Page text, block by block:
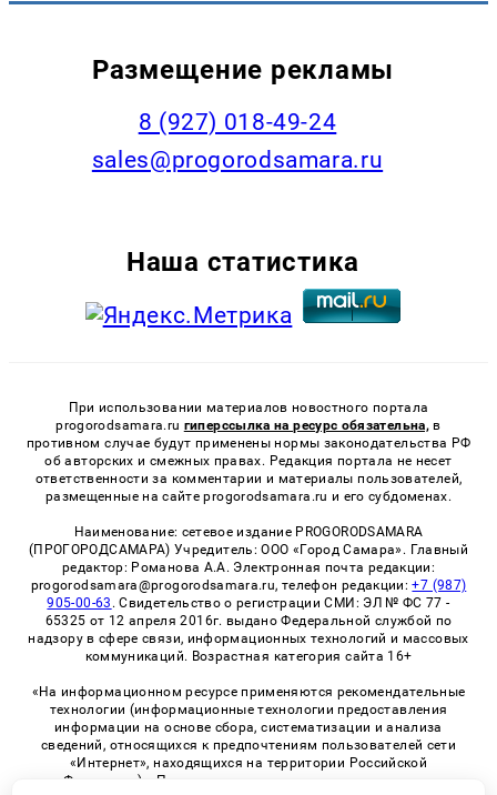
Размещение рекламы
8 (927) 018-49-24
sales@progorodsamara.ru
Наша статистика
При использовании материалов новостного портала
progorodsamara.ru гиперссылка на ресурс обязательна, в
противном случае будут применены нормы законодательства РФ
об авторских и смежных правах. Редакция портала не несет
ответственности за комментарии и материалы пользователей,
размещенные на сайте progorodsamara.ru и его субдоменах.
Наименование: сетевое издание PROGORODSAMARA
(ПРОГОРОДСАМАРА) Учредитель: ООО «Город Самара». Главный
редактор: Романова А.А. Электронная почта редакции:
progorodsamara@progorodsamara.ru, телефон редакции:+7 (987)
905-00-63 . Свидетельство о регистрации СМИ: ЭЛ № ФС 77 -
65325 от 12 апреля 2016г. выдано Федеральной службой по
надзору в сфере связи, информационных технологий и массовых
коммуникаций. Возрастная категория сайта 16+
«На информационном ресурсе применяются рекомендательные
технологии (информационные технологии предоставления
информации на основе сбора, систематизации и анализа
сведений, относящихся к предпочтениям пользователей сети
«Интернет», находящихся на территории Российской
Федерации)». Правила применения рекомендательных